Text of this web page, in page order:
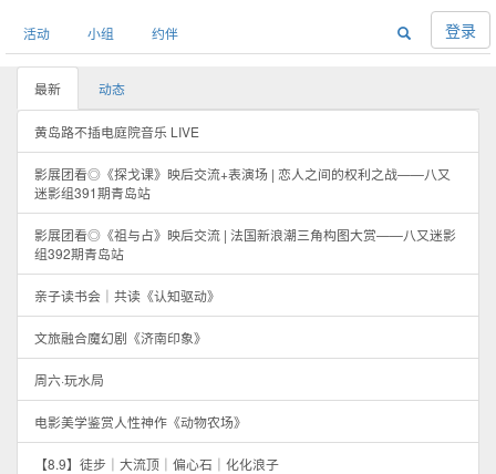
活动 小组 约伴 登录
最新 动态
黄岛路不插电庭院音乐 LIVE
影展团看◎《探戈课》映后交流+表演场 | 恋人之间的权利之战——八又
迷影组391期青岛站
影展团看◎《祖与占》映后交流 | 法国新浪潮三角构图大赏——八又迷影
组392期青岛站
亲子读书会｜共读《认知驱动》
文旅融合魔幻剧《济南印象》
周六·玩水局
电影美学鉴赏人性神作《动物农场》
【8.9】徒步｜大流顶｜偏心石｜化化浪子